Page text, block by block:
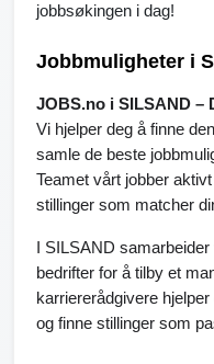
jobbsøkingen i dag!
Jobbmuligheter i
JOBS.no i SILSAND
Vi hjelper deg å finne
samle de beste
Teamet vårt jobber
stillinger som matcher
I SILSAND
bedrifter for å tilby et
karriererådgivere
og finne stillinger som